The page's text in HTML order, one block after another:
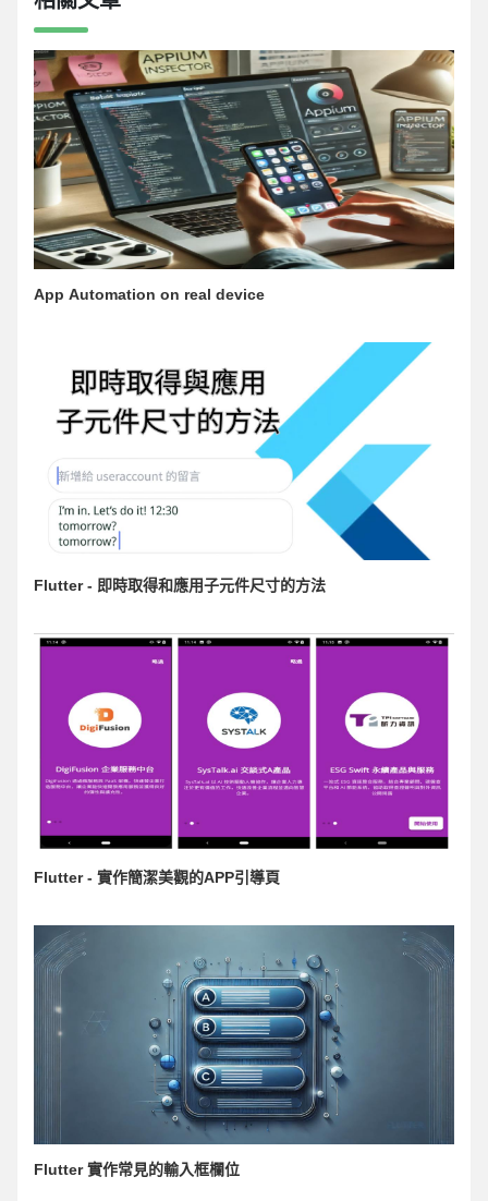
App Automation on real device
Flutter - 即時取得和應用子元件尺寸的方法
Flutter - 實作簡潔美觀的APP引導頁
Flutter 實作常見的輸入框欄位